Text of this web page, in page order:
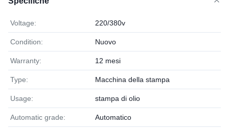
Voltage: 220/380v
Condition: Nuovo
Warranty: 12 mesi
Type: Macchina della stampa
Usage: stampa di olio
Automatic grade: Automatico